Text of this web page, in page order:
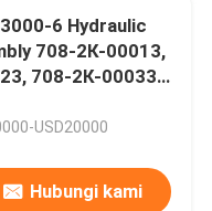
6 Hydraulic
708-2К-00013,
708-2К-00033
Parts Main
Pump
USD20000
Hubungi kami